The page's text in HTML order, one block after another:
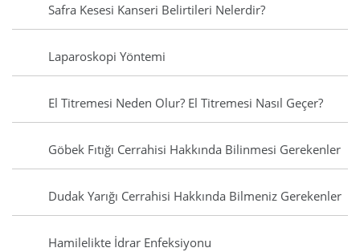
Safra Kesesi Kanseri Belirtileri Nelerdir?
Laparoskopi Yöntemi
El Titremesi Neden Olur? El Titremesi Nasıl Geçer?
Göbek Fıtığı Cerrahisi Hakkında Bilinmesi Gerekenler
Dudak Yarığı Cerrahisi Hakkında Bilmeniz Gerekenler
Hamilelikte İdrar Enfeksiyonu